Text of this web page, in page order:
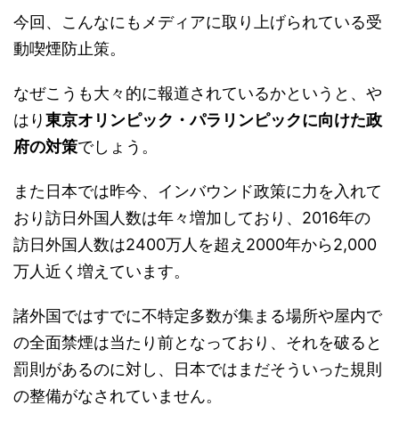
今回、こんなにもメディアに取り上げられている受
動喫煙防止策。
なぜこうも大々的に報道されているかというと、や
はり東京オリンピック・パラリンピックに向けた政
府の対策でしょう。
また日本では昨今、インバウンド政策に力を入れて
おり訪日外国人数は年々増加しており、2016年の
訪日外国人数は2400万人を超え2000年から2,000
万人近く増えています。
諸外国ではすでに不特定多数が集まる場所や屋内で
の全面禁煙は当たり前となっており、それを破ると
罰則があるのに対し、日本ではまだそういった規則
の整備がなされていません。